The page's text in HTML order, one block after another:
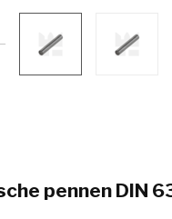
pennen DIN